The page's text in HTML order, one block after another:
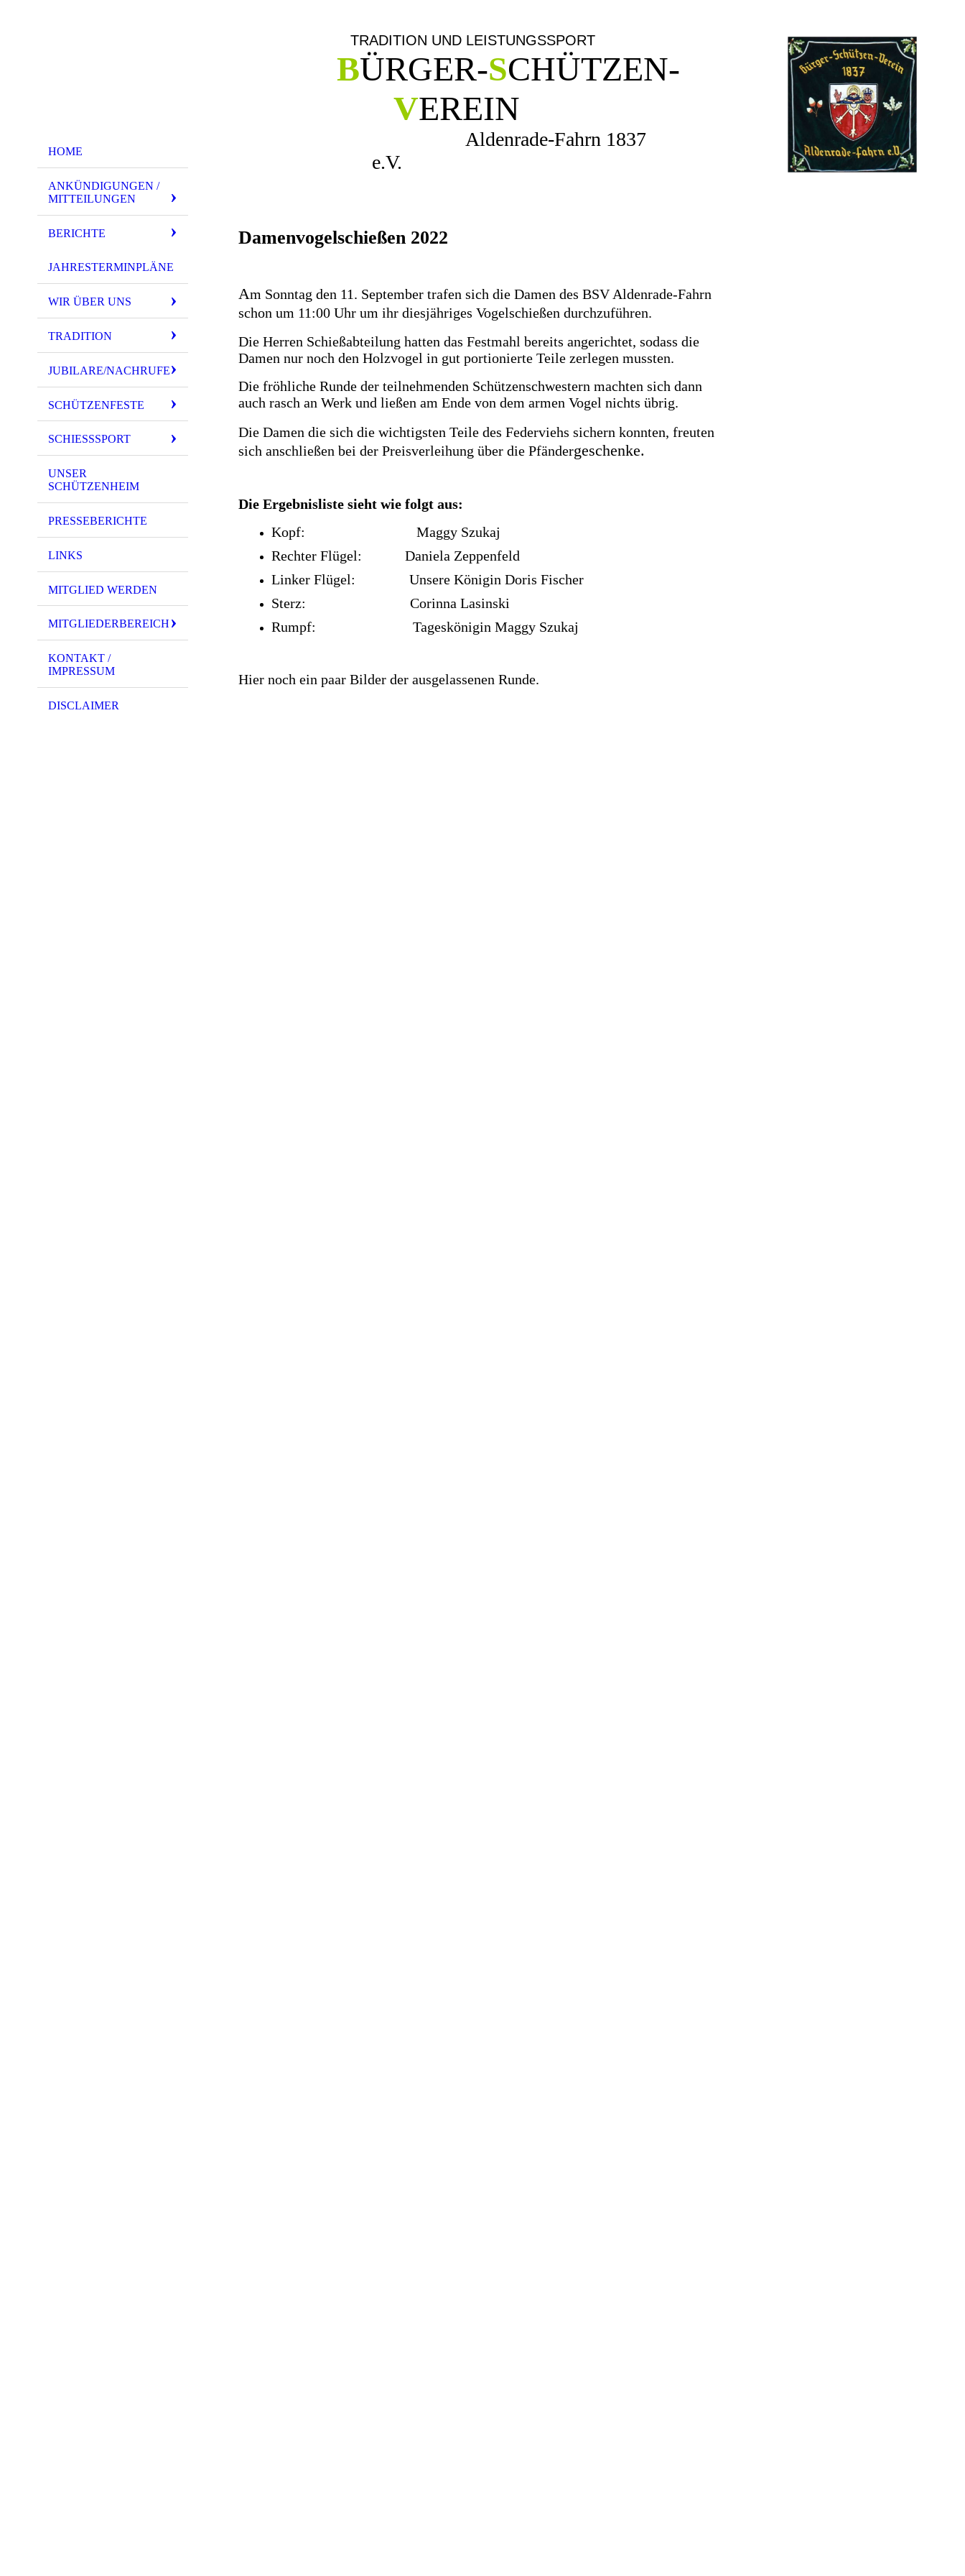
HOME
ANKÜNDIGUNGEN /
MITTEILUNGEN
BERICHTE
JAHRESTERMINPLÄNE
WIR ÜBER UNS
TRADITION
JUBILARE/NACHRUFE
SCHÜTZENFESTE
SCHIESSSPORT
UNSER
SCHÜTZENHEIM
PRESSEBERICHTE
LINKS
MITGLIED WERDEN
MITGLIEDERBEREICH
KONTAKT /
IMPRESSUM
DISCLAIMER
TRADITION UND LEISTUNGSSPORT
BÜRGER-SCHÜTZEN-
VEREIN
Aldenrade-Fahrn 1837
e.V.
Damenvogelschießen 2022
Am Sonntag den 11. September trafen sich die Damen des BSV Aldenrade-Fahrn
schon um 11:00 Uhr um ihr diesjähriges Vogelschießen durchzuführen.
Die Herren Schießabteilung hatten das Festmahl bereits angerichtet, sodass die
Damen nur noch den Holzvogel in gut portionierte Teile zerlegen mussten.
Die fröhliche Runde der teilnehmenden Schützenschwestern machten sich dann
auch rasch an Werk und ließen am Ende von dem armen Vogel nichts übrig.
Die Damen die sich die wichtigsten Teile des Federviehs sichern konnten, freuten
sich anschließen bei der Preisverleihung über die Pfändergeschenke.
Die Ergebnisliste sieht wie folgt aus:
Kopf: Maggy Szukaj
Rechter Flügel: Daniela Zeppenfeld
Linker Flügel: Unsere Königin Doris Fischer
Sterz: Corinna Lasinski
Rumpf: Tageskönigin Maggy Szukaj
Hier noch ein paar Bilder der ausgelassenen Runde.